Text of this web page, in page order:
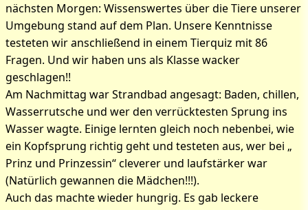
nächsten Morgen: Wissenswertes über die Tiere unserer
Umgebung stand auf dem Plan. Unsere Kenntnisse
testeten wir anschließend in einem Tierquiz mit 86
Fragen. Und wir haben uns als Klasse wacker
geschlagen!!
Am Nachmittag war Strandbad angesagt: Baden, chillen,
Wasserrutsche und wer den verrücktesten Sprung ins
Wasser wagte. Einige lernten gleich noch nebenbei, wie
ein Kopfsprung richtig geht und testeten aus, wer bei „
Prinz und Prinzessin“ cleverer und laufstärker war
(Natürlich gewannen die Mädchen!!!).
Auch das machte wieder hungrig. Es gab leckere